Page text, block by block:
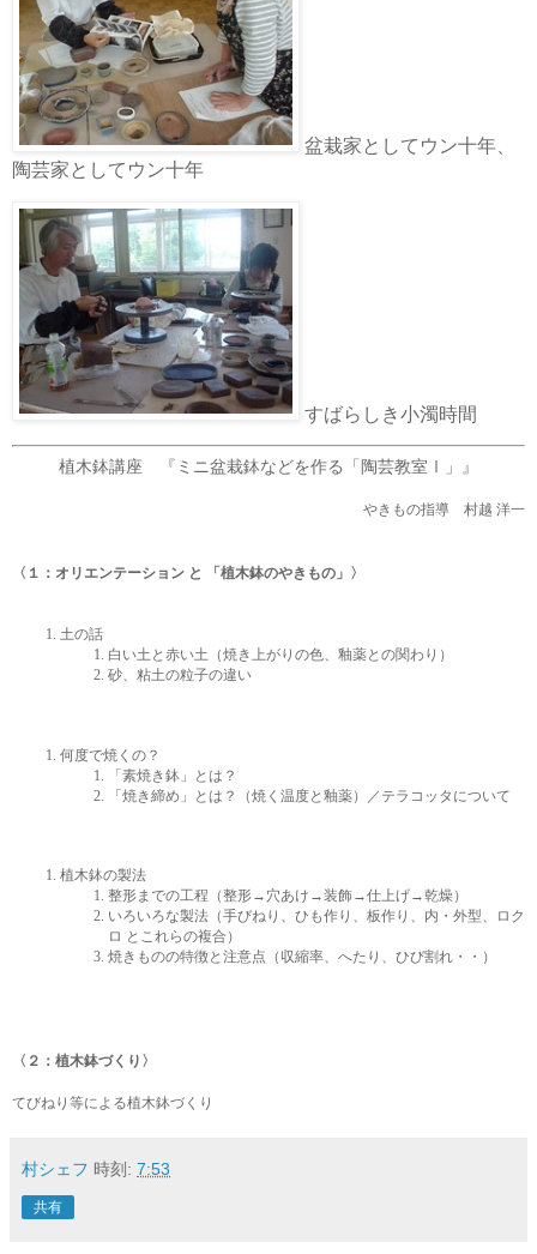
盆栽家としてウン十年、
陶芸家としてウン十年
すばらしき小濁時間
植木鉢講座 『ミニ盆栽鉢などを作る「陶芸教室Ⅰ」』
やきもの指導 村越 洋一
〈１：オリエンテーション と 「植木鉢のやきもの」〉
土の話
白い土と赤い土（焼き上がりの色、釉薬との関わり）
砂、粘土の粒子の違い
何度で焼くの？
「素焼き鉢」とは？
「焼き締め」とは？（焼く温度と釉薬）／テラコッタについて
植木鉢の製法
整形までの工程（整形→穴あけ→装飾→仕上げ→乾燥）
いろいろな製法（手びねり、ひも作り、板作り、内・外型、ロク
ロ とこれらの複合）
焼きものの特徴と注意点（収縮率、へたり、ひび割れ・・）
〈２：植木鉢づくり〉
てびねり等による植木鉢づくり
村シェフ 時刻: 7:53
共有